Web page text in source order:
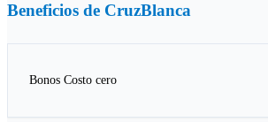
Beneficios de CruzBlanca
Bonos Costo cero